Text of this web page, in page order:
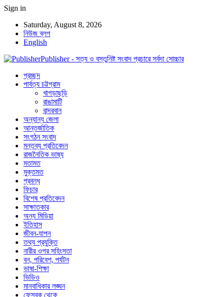
Sign in
Saturday, August 8, 2026
নিউজ ব্লগ
English
Publisher - সত্য ও বস্তুনিষ্ট সংবাদ প্রচারে সর্বদা সোচ্চার
প্রচ্ছদ
পার্বত্য চট্টগ্রাম
খাগড়াছড়ি
রাঙামাটি
বান্দরবান
অন্যান্য জেলা
আন্তর্জাতিক
সংগঠন সংবাদ
মন্তব্য প্রতিবেদন
রাজনৈতিক ভাষ্য
মতামত
মুক্তমত
প্রবন্ধ
ফিচার
বিশেষ প্রতিবেদন
সাক্ষাতকার
অন্য মিডিয়া
ইতিহাস
জীবন-যাপন
তথ্য প্রযুক্তি
নারীর ওপর সহিংসতা
বন, পরিবেশ, পর্যটন
ভাষা-শিক্ষা
ভিডিও
মানবাধিকার লঙ্ঘন
ফেসবুক থেকে